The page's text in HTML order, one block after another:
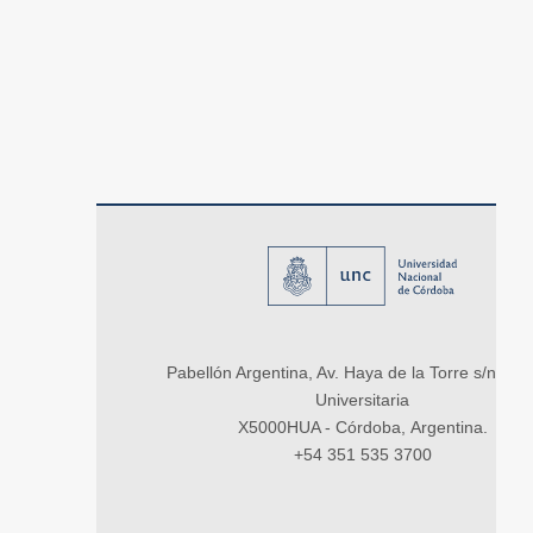
Pabellón Argentina, Av. Haya de la Torre s/n,
Universitaria
X5000HUA - Córdoba, Argentina.
+54 351 535 3700